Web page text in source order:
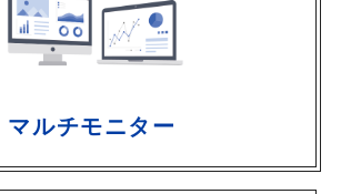
マルチモニター